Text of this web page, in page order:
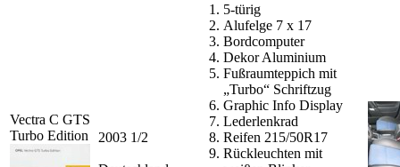
Vectra C GTS
Turbo Edition
2003 1/2
5-türig
Alufelge 7 x 17
Bordcomputer
Dekor Aluminium
Fußraumteppich mit
„Turbo“ Schriftzug
Graphic Info Display
Lederlenkrad
Reifen 215/50R17
Rückleuchten mit